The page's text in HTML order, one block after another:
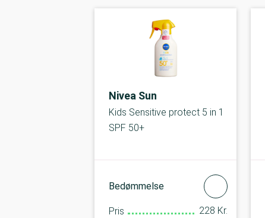
Nivea Sun
Kids Sensitive protect 5 in 1
SPF 50+
Bedømmelse
Pris 228 Kr.